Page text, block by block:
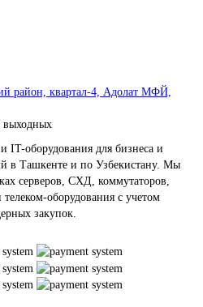
район, квартал-4, Адолат МФЙ,
выходных
IT-оборудования для бизнеса и
в Ташкенте и по Узбекистану. Мы
серверов, СХД, коммутаторов,
оборудования с учетом
закупок.